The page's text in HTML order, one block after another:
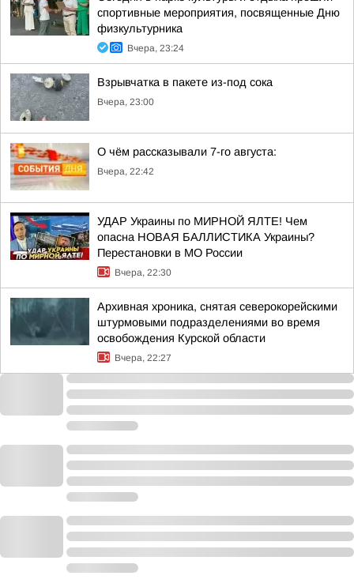
спортивные мероприятия, посвященные Дню
физкультурника
Вчера, 23:24
Взрывчатка в пакете из-под сока
Вчера, 23:00
О чём рассказывали 7-го августа:
Вчера, 22:42
УДАР Украины по МИРНОЙ ЯЛТЕ! Чем
опасна НОВАЯ БАЛЛИСТИКА Украины?
Перестановки в МО России
Вчера, 22:30
Архивная хроника, снятая северокорейскими
штурмовыми подразделениями во время
освобождения Курской области
Вчера, 22:27